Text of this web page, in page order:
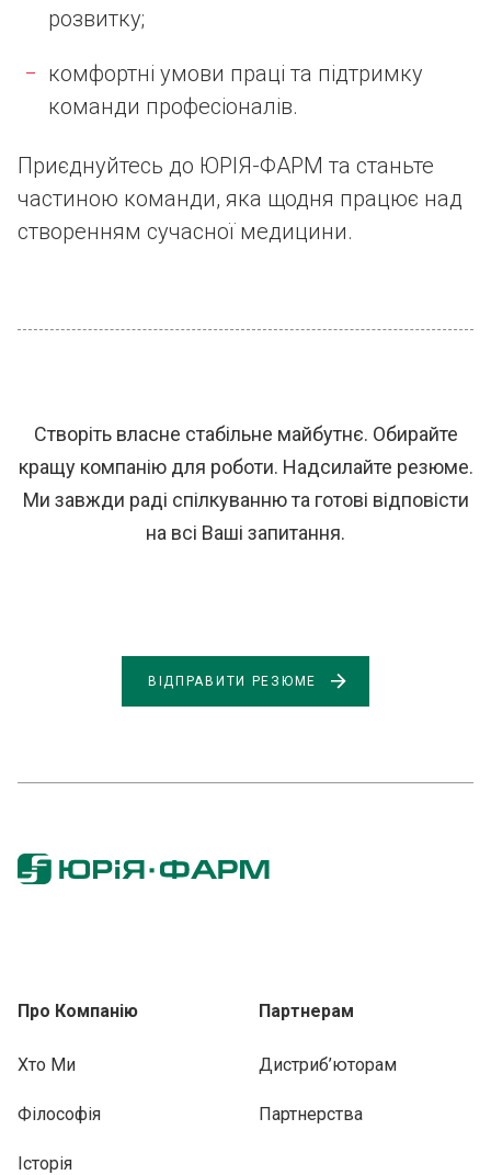
розвитку;
комфортні умови праці та підтримку
команди професіоналів.
Приєднуйтесь до ЮРІЯ-ФАРМ та станьте
частиною команди, яка щодня працює над
створенням сучасної медицини.
Створіть власне стабільне майбутнє. Обирайте
кращу компанію для роботи. Надсилайте резюме.
Ми завжди раді спілкуванню та готові відповісти
на всі Ваші запитання.
ВІДПРАВИТИ РЕЗЮМЕ
Про Компанію
Хто Ми
Філософія
Історія
Партнерам
Дистриб’юторам
Партнерства